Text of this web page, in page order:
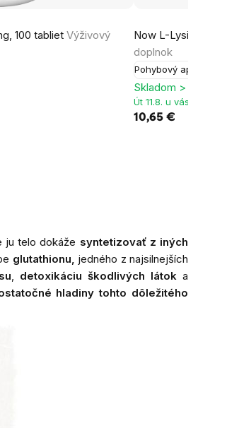
100 tabliet Výživový
Now L-Lysine (L-
doplnok
Pohybový aparát
Skladom > 5 ks
Út 11.8. u vás
10,65 €
ju telo dokáže syntetizovať z iných
glutathionu jedného z najsilnejších
detoxikáciu škodlivých látok a
hladiny tohto dôležitého